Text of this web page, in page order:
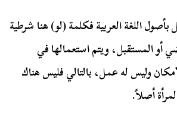
اللغة العربية فكلمة (لو) هنا شرطية
أو المستقبل، ويتم استعمالها في
وليس له عمل، بالتالي فليس هناك
أصلاً.